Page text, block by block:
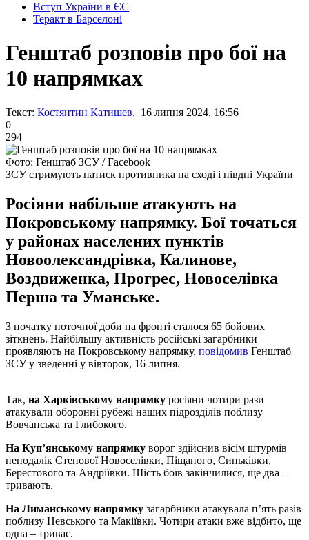
Вступ України в ЄС
Теракт в Барселоні
Генштаб розповів про бої на
10 напрямках
Текст: Костянтин Катишев, 16 липня 2024, 16:56
0
294
Фото: Генштаб ЗСУ / Facebook
ЗСУ стримують натиск противника на сході і півдні України
Росіяни набільше атакують на
Покровському напрямку. Бої точаться
у районах населених пунктів
Новоолександрівка, Калинове,
Воздвиженка, Прогрес, Новоселівка
Перша та Уманське.
З початку поточної доби на фронті сталося 65 бойових
зіткнень. Найбільшу активність російські загарбники
проявляють на Покровському напрямку, повідомив Генштаб
ЗСУ у зведенні у вівторок, 16 липня.
Так, на Харківському напрямку росіяни чотири рази
атакували оборонні рубежі наших підрозділів поблизу
Вовчанська та Глибокого.
На Куп’янському напрямку ворог здійснив вісім штурмів
неподалік Степової Новоселівки, Піщаного, Синьківки,
Берестового та Андріївки. Шість боїв закінчилися, ще два –
тривають.
На Лиманському напрямку загарбники атакувала п’ять разів
поблизу Невського та Макіївки. Чотири атаки вже відбито, ще
одна – триває.